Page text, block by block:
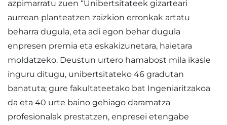
azpimarratu zuen “Unibertsitateek gizarteari
aurrean planteatzen zaizkion erronkak artatu
beharra dugula, eta adi egon behar dugula
enpresen premia eta eskakizunetara, haietara
moldatzeko. Deustun urtero hamabost mila ikasle
inguru ditugu, unibertsitateko 46 gradutan
banatuta; gure fakultateetako bat Ingeniaritzakoa
da eta 40 urte baino gehiago daramatza
profesionalak prestatzen, enpresei etengabe